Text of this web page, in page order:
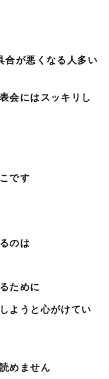
合が悪くなる人多い
会にはスッキリし
です
のは
ために
ようと心がけてい
めません